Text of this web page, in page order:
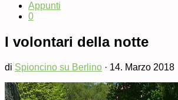
Appunti
0
I volontari della notte
di Spioncino su Berlino · 14. Marzo 2018